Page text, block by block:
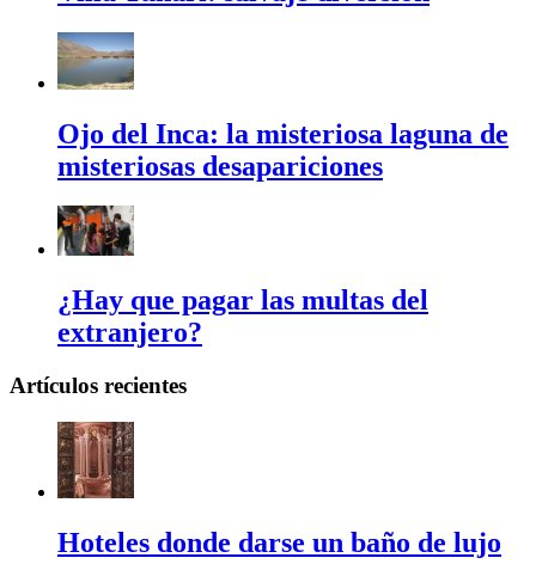
Ojo del Inca: la misteriosa laguna de
misteriosas desapariciones
¿Hay que pagar las multas del
extranjero?
Artículos recientes
Hoteles donde darse un baño de lujo